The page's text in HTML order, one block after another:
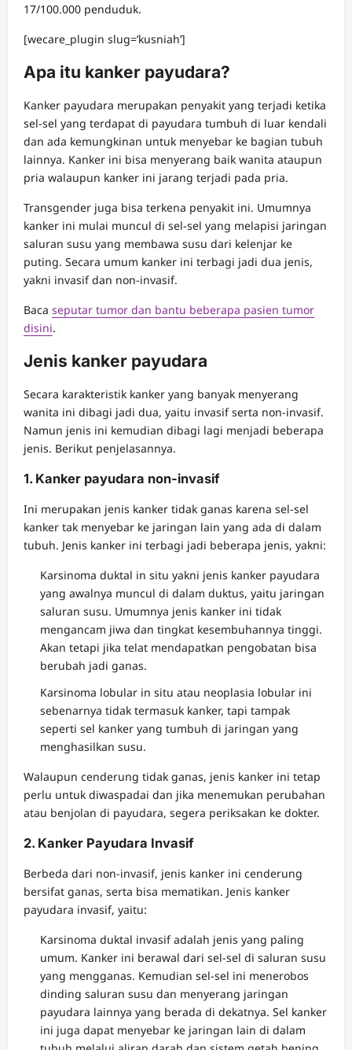
17/100.000 penduduk.
[wecare_plugin slug=’kusniah’]
Apa itu kanker payudara?
Kanker payudara merupakan penyakit yang terjadi ketika
sel-sel yang terdapat di payudara tumbuh di luar kendali
dan ada kemungkinan untuk menyebar ke bagian tubuh
lainnya. Kanker ini bisa menyerang baik wanita ataupun
pria walaupun kanker ini jarang terjadi pada pria.
Transgender juga bisa terkena penyakit ini. Umumnya
kanker ini mulai muncul di sel-sel yang melapisi jaringan
saluran susu yang membawa susu dari kelenjar ke
puting. Secara umum kanker ini terbagi jadi dua jenis,
yakni invasif dan non-invasif.
Baca seputar tumor dan bantu beberapa pasien tumor
disini.
Jenis kanker payudara
Secara karakteristik kanker yang banyak menyerang
wanita ini dibagi jadi dua, yaitu invasif serta non-invasif.
Namun jenis ini kemudian dibagi lagi menjadi beberapa
jenis. Berikut penjelasannya.
1. Kanker payudara non-invasif
Ini merupakan jenis kanker tidak ganas karena sel-sel
kanker tak menyebar ke jaringan lain yang ada di dalam
tubuh. Jenis kanker ini terbagi jadi beberapa jenis, yakni:
Karsinoma duktal in situ yakni jenis kanker payudara
yang awalnya muncul di dalam duktus, yaitu jaringan
saluran susu. Umumnya jenis kanker ini tidak
mengancam jiwa dan tingkat kesembuhannya tinggi.
Akan tetapi jika telat mendapatkan pengobatan bisa
berubah jadi ganas.
Karsinoma lobular in situ atau neoplasia lobular ini
sebenarnya tidak termasuk kanker, tapi tampak
seperti sel kanker yang tumbuh di jaringan yang
menghasilkan susu.
Walaupun cenderung tidak ganas, jenis kanker ini tetap
perlu untuk diwaspadai dan jika menemukan perubahan
atau benjolan di payudara, segera periksakan ke dokter.
2. Kanker Payudara Invasif
Berbeda dari non-invasif, jenis kanker ini cenderung
bersifat ganas, serta bisa mematikan. Jenis kanker
payudara invasif, yaitu:
Karsinoma duktal invasif adalah jenis yang paling
umum. Kanker ini berawal dari sel-sel di saluran susu
yang mengganas. Kemudian sel-sel ini menerobos
dinding saluran susu dan menyerang jaringan
payudara lainnya yang berada di dekatnya. Sel kanker
ini juga dapat menyebar ke jaringan lain di dalam